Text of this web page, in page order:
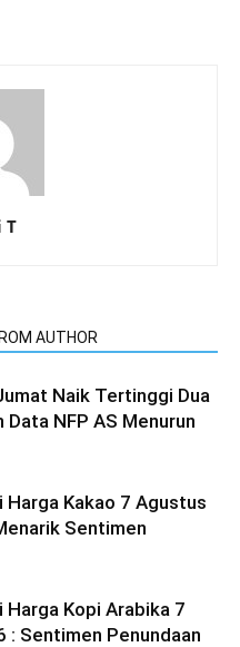
T
AUTHOR
Naik Tertinggi Dua
Data NFP AS Menurun
Harga Kakao 7 Agustus
Sentimen
Harga Kopi Arabika 7
: Sentimen Penundaan